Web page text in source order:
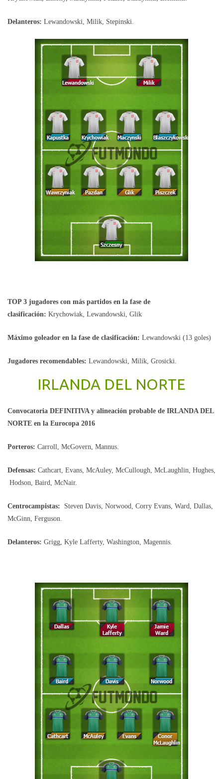
Delanteros: Lewandowski, Milik, Stepinski.
TOP 3 jugadores con más partidos en la fase de
clasificación: Krychowiak, Lewandowski, Glik
Máximo goleador en la fase de clasificación: Lewandowski (13 goles)
Jugadores recomendables: Lewandowski, Milik, Grosicki.
IRLANDA DEL NORTE
Convocatoria DEFINITIVA y alineación probable de IRLANDA DEL
NORTE en la Eurocopa 2016
Porteros: Carroll, McGovern, Mannus.
Defensas: Cathcart, Evans, McAuley, McCullough, McLaughlin, Hughes,
Hodson, Baird, McNair.
Centrocampistas: Steven Davis, Norwood, Corry Evans, Ward, Dallas,
McGinn, Ferguson.
Delanteros: Grigg, Kyle Lafferty, Washington, Magennis.